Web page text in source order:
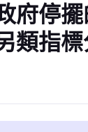
府停
類指